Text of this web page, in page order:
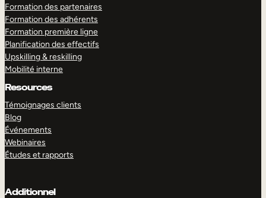
Formation des partenaires
Formation des adhérents
Formation première ligne
Planification des effectifs
Upskilling & reskilling
Mobilité interne
Resources
Témoignages clients
Blog
Événements
Webinaires
Études et rapports
Additionnel